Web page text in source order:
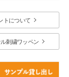
トについて
刺繍ワッペン